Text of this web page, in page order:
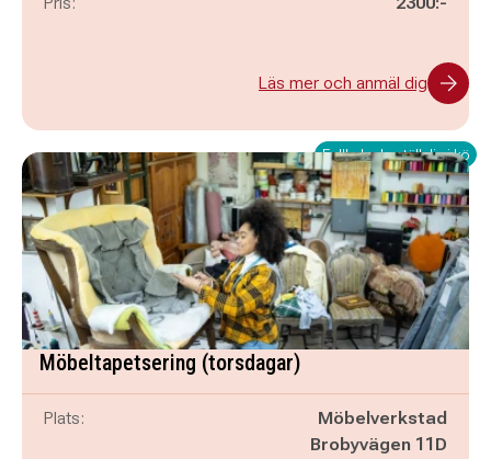
Läs mer och anmäl dig
Fullbokad - ställ dig i kö
Möbeltapetsering (torsdagar)
Plats:
Möbelverkstad
Brobyvägen 11D